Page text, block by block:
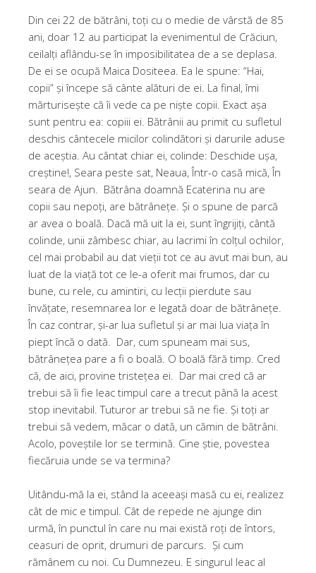
Din cei 22 de bătrâni, toți cu o medie de vârstă de 85
ani, doar 12 au participat la evenimentul de Crăciun,
ceilalți aflându-se în imposibilitatea de a se deplasa.
De ei se ocupă Maica Dositeea. Ea le spune: “Hai,
copii” și începe să cânte alături de ei. La final, îmi
mărturisește că îi vede ca pe niște copii. Exact așa
sunt pentru ea: copiii ei. Bătrânii au primit cu sufletul
deschis cântecele micilor colindători și darurile aduse
de aceștia. Au cântat chiar ei, colinde: Deschide ușa,
creștine!, Seara peste sat, Neaua, Într-o casă mică, În
seara de Ajun. Bătrâna doamnă Ecaterina nu are
copii sau nepoți, are bătrânețe. Și o spune de parcă
ar avea o boală. Dacă mă uit la ei, sunt îngrijiți, cântă
colinde, unii zâmbesc chiar, au lacrimi în colțul ochilor,
cel mai probabil au dat vieții tot ce au avut mai bun, au
luat de la viață tot ce le-a oferit mai frumos, dar cu
bune, cu rele, cu amintiri, cu lecții pierdute sau
învățate, resemnarea lor e legată doar de bătrânețe.
În caz contrar, și-ar lua sufletul și ar mai lua viața în
piept încă o dată. Dar, cum spuneam mai sus,
bătrânețea pare a fi o boală. O boală fără timp. Cred
că, de aici, provine tristețea ei. Dar mai cred că ar
trebui să îi fie leac timpul care a trecut până la acest
stop inevitabil. Tuturor ar trebui să ne fie. Și toți ar
trebui să vedem, măcar o dată, un cămin de bătrâni.
Acolo, poveștile lor se termină. Cine știe, povestea
fiecăruia unde se va termina?
Uitându-mă la ei, stând la aceeași masă cu ei, realizez
cât de mic e timpul. Cât de repede ne ajunge din
urmă, în punctul în care nu mai există roți de întors,
ceasuri de oprit, drumuri de parcurs. Și cum
rămânem cu noi. Cu Dumnezeu. E singurul leac al